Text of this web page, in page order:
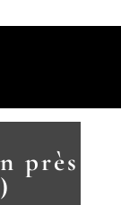
près